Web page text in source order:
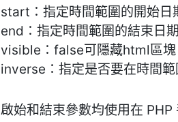
start：指定時間範圍的開始日
end：指定時間範圍的結束日
visible：false可隱藏html區塊
inverse：指定是否要在時間
啟始和結束參數均使用在